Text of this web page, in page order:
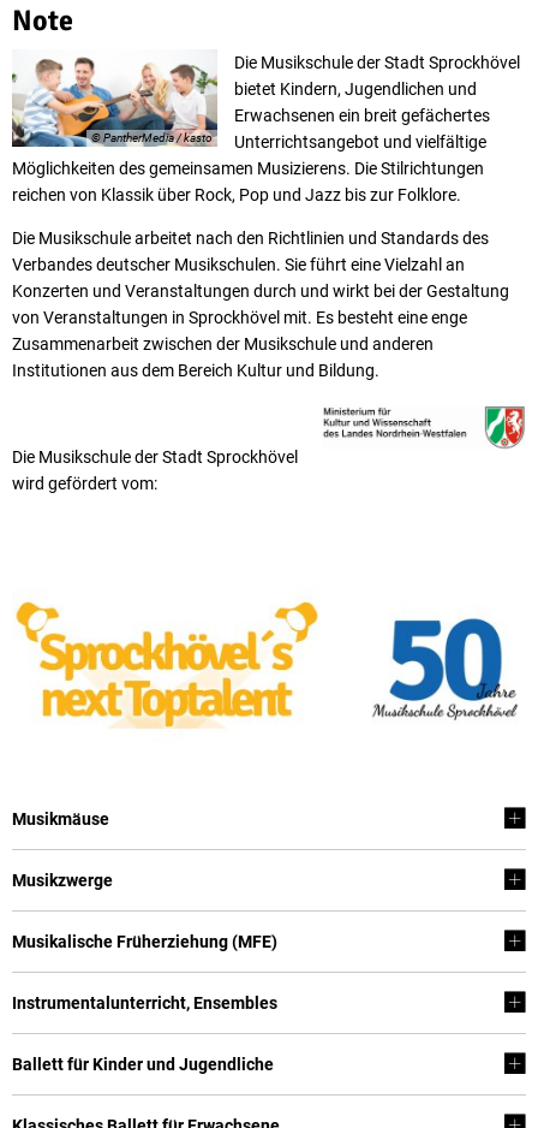
Note
© PantherMedia / kasto
Die Musikschule der Stadt Sprockhövel
bietet Kindern, Jugendlichen und
Erwachsenen ein breit gefächertes
Unterrichtsangebot und vielfältige
Möglichkeiten des gemeinsamen Musizierens. Die Stilrichtungen
reichen von Klassik über Rock, Pop und Jazz bis zur Folklore.
Die Musikschule arbeitet nach den Richtlinien und Standards des
Verbandes deutscher Musikschulen. Sie führt eine Vielzahl an
Konzerten und Veranstaltungen durch und wirkt bei der Gestaltung
von Veranstaltungen in Sprockhövel mit. Es besteht eine enge
Zusammenarbeit zwischen der Musikschule und anderen
Institutionen aus dem Bereich Kultur und Bildung.
Die Musikschule der Stadt Sprockhövel
wird gefördert vom:
Musikmäuse
Musikzwerge
Musikalische Früherziehung (MFE)
Instrumentalunterricht, Ensembles
Ballett für Kinder und Jugendliche